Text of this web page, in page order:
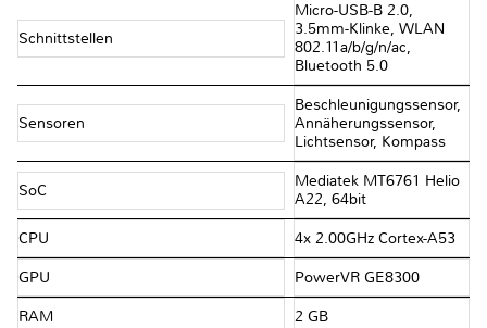
Schnittstellen
Micro-USB-B 2.0,
3.5mm-Klinke, WLAN
802.11a/​b/​g/​n/​ac,
Bluetooth 5.0
Sensoren
Beschleunigungssensor,
Annäherungssensor,
Lichtsensor, Kompass
SoC
Mediatek MT6761 Helio
A22, 64bit
CPU 4x 2.00GHz Cortex-A53
GPU PowerVR GE8300
RAM 2 GB